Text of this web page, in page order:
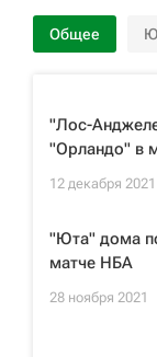
Общее
"Лос-
"Орландо" в
12 декабря 2021
"Юта" дома
матче НБА
28 ноября 2021